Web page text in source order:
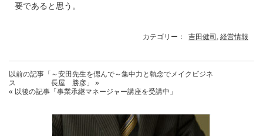
要であると思う。
カテゴリー： 吉田健司 経営情報
以前の記事 「～安田先生を偲んで～集中力と執念でメイクビジネ
ス 長屋 勝彦」
»
« 以後の記事 「事業承継マネージャー講座を受講中」